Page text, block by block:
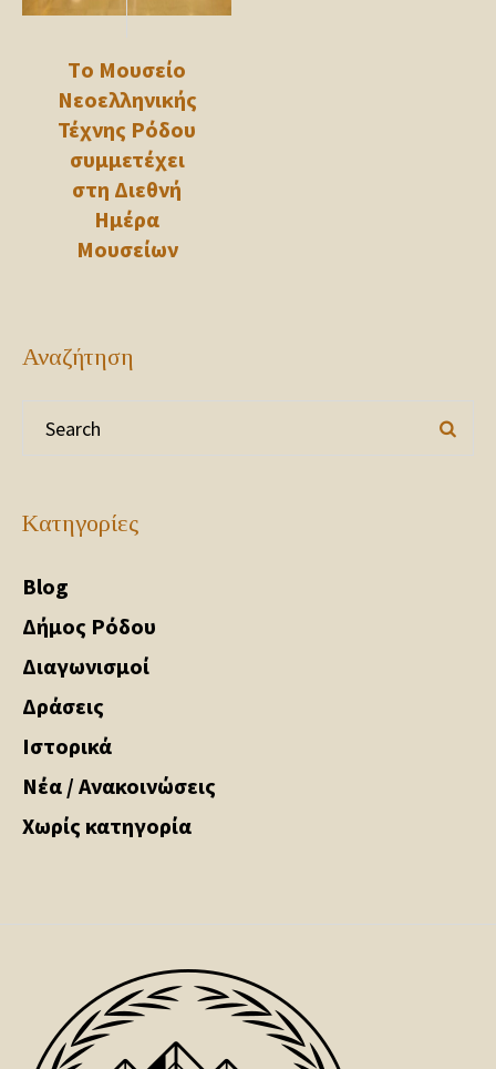
Τo Μουσείο
Νεοελληνικής
Τέχνης Ρόδου
συμμετέχει
στη Διεθνή
Ημέρα
Μουσείων
Αναζήτηση
Kατηγορίες
Blog
Δήμος Ρόδου
Διαγωνισμοί
Δράσεις
Ιστορικά
Νέα / Ανακοινώσεις
Χωρίς κατηγορία